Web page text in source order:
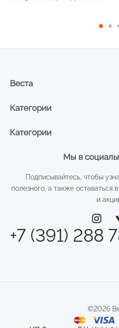
Мы в
Подписывайтесь, чтобы
полезного, а также оставаться
и
+7 (391) 288
Категории
Категории
Веста
©2026